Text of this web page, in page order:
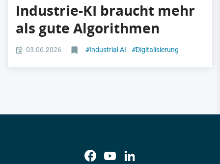
Industrie-KI braucht mehr
als gute Algorithmen
03.06.2026 #Industrial AI #Digitalisierung